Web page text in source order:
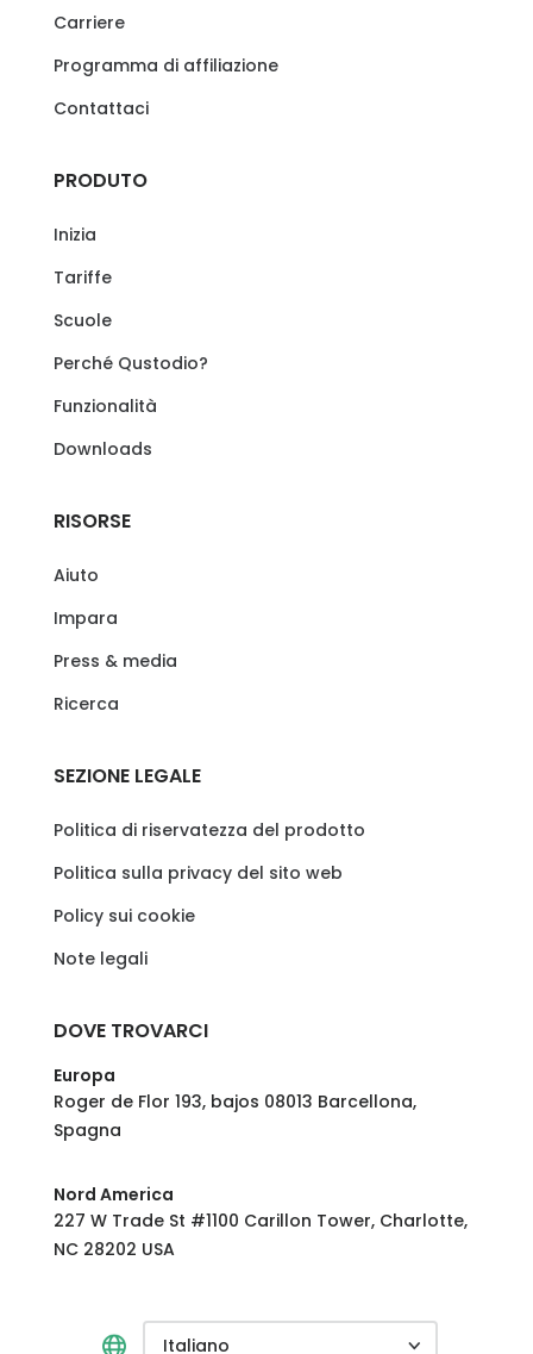
Carriere
Programma di affiliazione
Contattaci
PRODUTO
Inizia
Tariffe
Scuole
Perché Qustodio?
Funzionalità
Downloads
RISORSE
Aiuto
Impara
Press & media
Ricerca
SEZIONE LEGALE
Politica di riservatezza del prodotto
Politica sulla privacy del sito web
Policy sui cookie
Note legali
DOVE TROVARCI
Europa
Roger de Flor 193, bajos 08013 Barcellona,
Spagna
Nord America
227 W Trade St #1100 Carillon Tower, Charlotte,
NC 28202 USA
Italiano